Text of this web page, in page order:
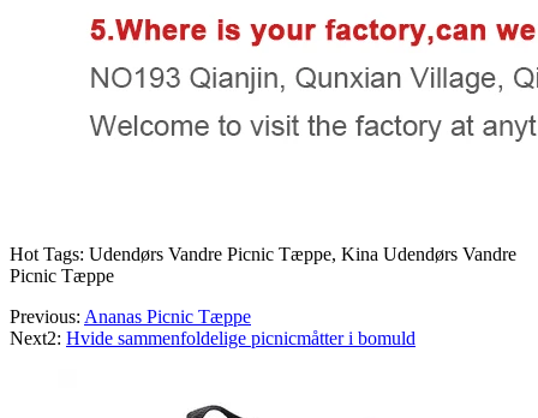
Hot Tags: Udendørs Vandre Picnic Tæppe, Kina Udendørs Vandre
Picnic Tæppe
Previous: Ananas Picnic Tæppe
Next2: Hvide sammenfoldelige picnicmåtter i bomuld